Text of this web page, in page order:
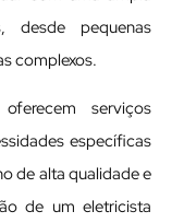
desde pequenas
complexos.
serviços
específicas
de alta qualidade e
de um eletricista